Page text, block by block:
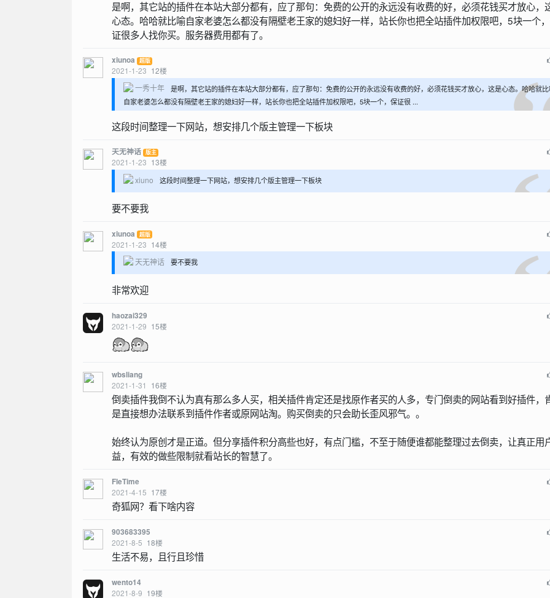
是啊，其它站的插件在本站大部分都有，应了那句：免费的公开的永远没有收费的好，必须花钱买才放心，
心态。哈哈就比喻自家老婆怎么都没有隔壁老王家的媳妇好一样，站长你也把全站插件加权限吧，5块一个
证很多人找你买。服务器费用都有了。
xiunoa 超版
2021-1-23 12楼
一秀十年
是啊，其它站的插件在本站大部分都有，应了那句：免费的公开的永远没有收费的好，必须花钱买才放心，这是心态。哈哈就
自家老婆怎么都没有隔壁老王家的媳妇好一样，站长你也把全站插件加权限吧，5块一个，保证很 ...
这段时间整理一下网站，想安排几个版主管理一下板块
天无神话 版主
2021-1-23 13楼
xiuno 这段时间整理一下网站，想安排几个版主管理一下板块
要不要我
xiunoa 超版
2021-1-23 14楼
天无神话 要不要我
非常欢迎
haozai329
2021-1-29 15楼
wbsliang
2021-1-31
16楼
倒卖插件我倒不认为真有那么多人买，相关插件肯定还是找原作者买的人多，专门倒卖的网站看到好插件，
是直接想办法联系到插件作者或原网站淘。购买倒卖的只会助长歪风邪气。。
始终认为原创才是正道。但分享插件积分高些也好，有点门槛，不至于随便谁都能整理过去倒卖，让真正用
益，有效的做些限制就看站长的智慧了。
FleTime
2021-4-15 17楼
奇狐网？看下啥内容
903683395
2021-8-5 18楼
生活不易，且行且珍惜
wento14
2021-8-9 19楼